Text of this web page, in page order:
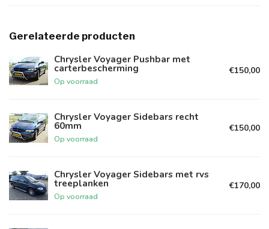
Gerelateerde producten
Chrysler Voyager Pushbar met
carterbescherming
Op voorraad
€150,00
Chrysler Voyager Sidebars recht
60mm
Op voorraad
€150,00
Chrysler Voyager Sidebars met rvs
treeplanken
Op voorraad
€170,00